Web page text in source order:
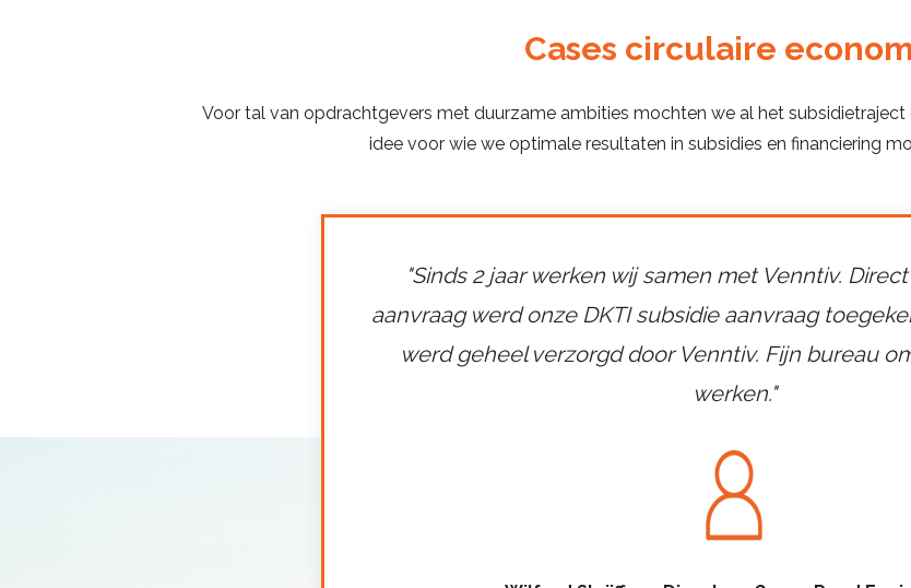
Cases circulaire
Voor tal van opdrachtgevers met duurzame ambities mochten we al het subsidietraject
idee voor wie we optimale resultaten in subsidies en financiering
"Sinds 2 jaar werken wij samen met Venntiv.
aanvraag werd onze DKTI subsidie aanvraag
werd geheel verzorgd door Venntiv. Fijn bureau
werken."